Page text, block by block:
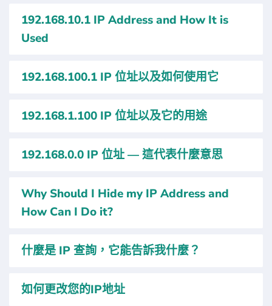
192.168.10.1 IP Address and How It is
Used
192.168.100.1 IP 位址以及如何使用它
192.168.1.100 IP 位址以及它的用途
192.168.0.0 IP 位址 — 這代表什麼意思
Why Should I Hide my IP Address and
How Can I Do it?
什麼是 IP 查詢，它能告訴我什麼？
如何更改您的IP地址